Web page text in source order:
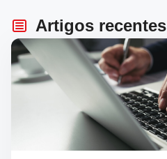
Artigos recentes